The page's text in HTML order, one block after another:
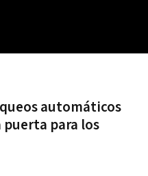
automáticos
puerta para los